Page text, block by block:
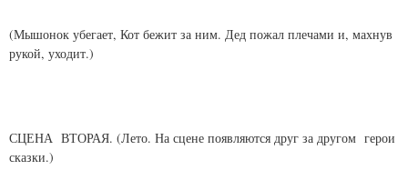
(Мышонок убегает, Кот бежит за ним. Дед пожал плечами и, махнув
рукой, уходит.)
СЦЕНА ВТОРАЯ. (Лето. На сцене появляются друг за другом герои
сказки.)